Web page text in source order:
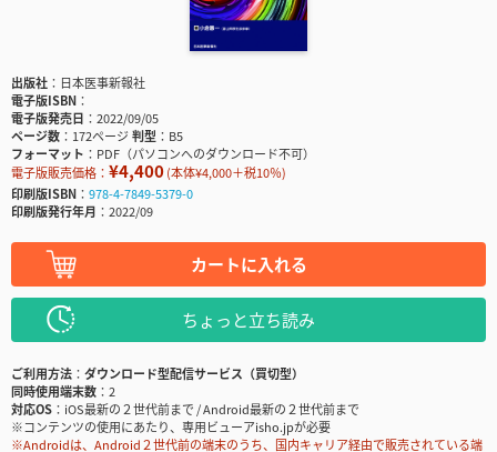
出版社
日本医事新報社
電子版ISBN
電子版発売日
2022/09/05
ページ数
172ページ判型
B5
フォーマット
PDF（パソコンへのダウンロード不可）
電子版販売価格： ¥4,400(本体¥4,000＋税10％)
印刷版ISBN
978-4-7849-5379-0
印刷版発行年月
2022/09
カートに入れる
ちょっと立ち読み
ご利用方法
ダウンロード型配信サービス（買切型）
同時使用端末数
2
対応OS
iOS最新の２世代前まで / Android最新の２世代前まで
※コンテンツの使用にあたり、専用ビューアisho.jpが必要
※Androidは、Android２世代前の端末のうち、国内キャリア経由で販売されている端